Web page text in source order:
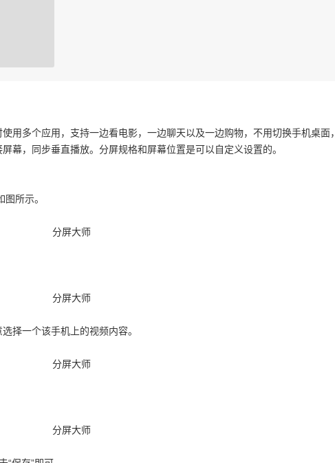
用多个应用，支持一边看电影，一边聊天以及一边购物，不用切换手机桌面，
幕，同步垂直播放。分屏规格和屏幕位置是可以自定义设置的。
所示。
择一个该手机上的视频内容。